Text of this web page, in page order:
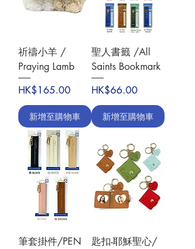
祈禱小羊 /
Praying Lamb
價格
HK$165.00
新增至購物車
聖人書籤 /All
Saints Bookmark
價格
HK$66.00
新增至購物車
筆套掛件/PEN
匙扣-耶穌聖心/